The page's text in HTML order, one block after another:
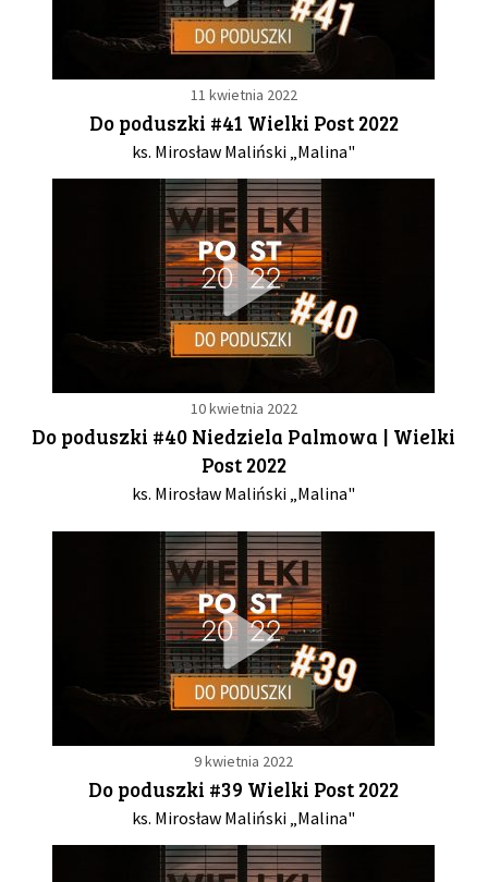
11 kwietnia 2022
Do poduszki #41 Wielki Post 2022
ks. Mirosław Maliński „Malina"
10 kwietnia 2022
Do poduszki #40 Niedziela Palmowa | Wielki
Post 2022
ks. Mirosław Maliński „Malina"
9 kwietnia 2022
Do poduszki #39 Wielki Post 2022
ks. Mirosław Maliński „Malina"